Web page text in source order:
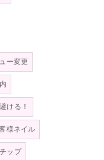
ー変更
ける！
様ネイル
ップ